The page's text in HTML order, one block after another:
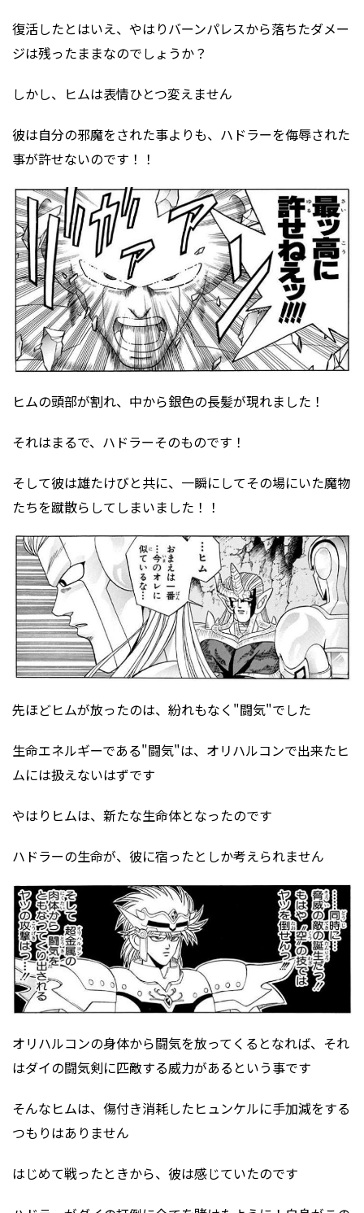
復活したとはいえ、やはりバーンパレスから落ちたダメー
ジは残ったままなのでしょうか？
しかし、ヒムは表情ひとつ変えません
彼は自分の邪魔をされた事よりも、ハドラーを侮辱された
事が許せないのです！！
ヒムの頭部が割れ、中から銀色の長髪が現れました！
それはまるで、ハドラーそのものです！
そして彼は雄たけびと共に、一瞬にしてその場にいた魔物
たちを蹴散らしてしまいました！！
先ほどヒムが放ったのは、紛れもなく"闘気"でした
生命エネルギーである"闘気"は、オリハルコンで出来たヒ
ムには扱えないはずです
やはりヒムは、新たな生命体となったのです
ハドラーの生命が、彼に宿ったとしか考えられません
オリハルコンの身体から闘気を放ってくるとなれば、それ
はダイの闘気剣に匹敵する威力があるという事です
そんなヒムは、傷付き消耗したヒュンケルに手加減をする
つもりはありません
はじめて戦ったときから、彼は感じていたのです